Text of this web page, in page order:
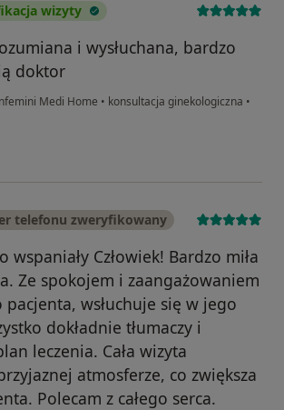
wizyty
i wysłuchana, bardzo
doktor
Medi Home • konsultacja ginekologiczna •
telefonu zweryfikowany
wspaniały Człowiek! Bardzo miła
Ze spokojem i zaangażowaniem
wsłuchuje się w jego
dokładnie tłumaczy i
leczenia. Cała wizyta
atmosferze, co zwiększa
Polecam z całego serca.